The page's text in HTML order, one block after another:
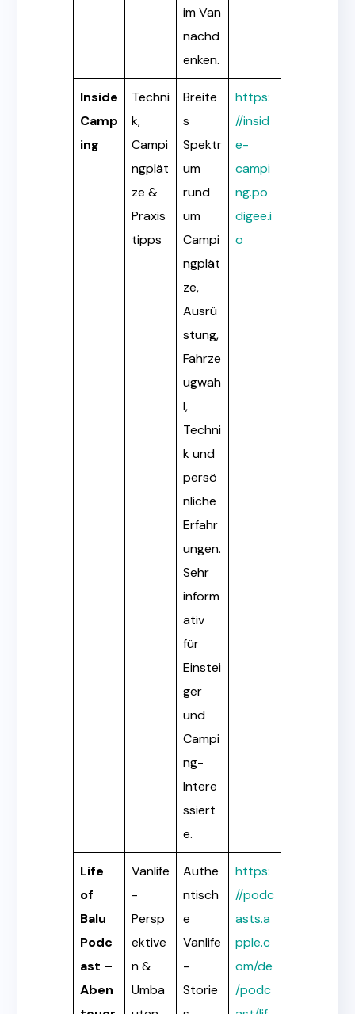
im Van
nachd
enken.
Inside
Camp
ing
Techni
k,
Campi
ngplät
ze &
Praxis
tipps
Breite
s
Spektr
um
rund
um
Campi
ngplät
ze,
Ausrü
stung,
Fahrze
ugwah
l,
Techni
k und
persö
nliche
Erfahr
ungen.
Sehr
inform
ativ
für
Einstei
ger
und
Campi
ng-
Intere
ssiert
e.
https:
//insid
e-
campi
ng.po
digee.i
o
Life
of
Balu
Podc
ast –
Aben
Vanlife
-
Persp
ektive
n &
Umba
Authe
ntisch
e
Vanlife
-
Storie
https:
//podc
asts.a
pple.c
om/de
/podc